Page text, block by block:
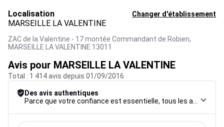
Localisation Changer d'établissement
MARSEILLE LA VALENTINE
ZAC de la Valentine - 17 montée Commandant de Robien,
MARSEILLE LA VALENTINE 13011
Avis pour MARSEILLE LA VALENTINE
Total : 1 414 avis depuis 01/09/2016
Des avis authentiques